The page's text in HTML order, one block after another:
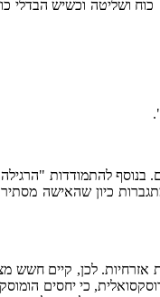
ושליטה וכשיש הבדלי
להתמודדות
כיון שהאישה
אזרחיות. לכן, קיים
כי יחסים